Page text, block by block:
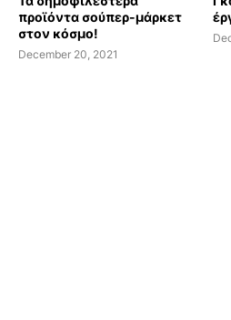
προϊόντα σούπερ-μάρκετ
στον κόσμο!
December 20, 2021